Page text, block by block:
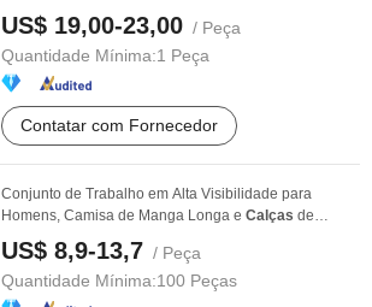
US$ 19,00-23,00 / Peça
Quantidade Mínima:1 Peça
Contatar com Fornecedor
Conjunto de Trabalho em Alta Visibilidade para
Homens, Camisa de Manga Longa e Calças de
Construção ...
US$ 8,9-13,7 / Peça
Quantidade Mínima:100 Peças